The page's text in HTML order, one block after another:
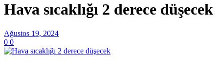
Hava sıcaklığı 2 derece düşecek
Ağustos 19, 2024
0 0